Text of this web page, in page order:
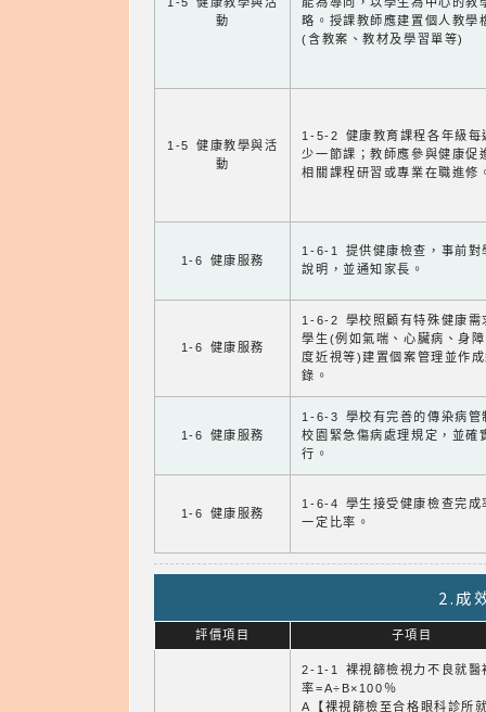
動
略。授課教師應建置個人教學
(含教案、教材及學習單等)
1-5 健康教學與活
動
1-5-2 健康教育課程各年級每
少一節課；教師應參與健康促
相關課程研習或專業在職進修
1-6 健康服務
1-6-1 提供健康檢查，事前對
說明，並通知家長。
1-6 健康服務
1-6-2 學校照顧有特殊健康需
學生(例如氣喘、心臟病、身
度近視等)建置個案管理並作
錄。
1-6 健康服務
1-6-3 學校有完善的傳染病管
校園緊急傷病處理規定，並確
行。
1-6 健康服務
1-6-4 學生接受健康檢查完成
一定比率。
2.成
評價項目 子項目
2-1-1 裸視篩檢視力不良就醫
率=A÷B×100％
A【裸視篩檢至合格眼科診所